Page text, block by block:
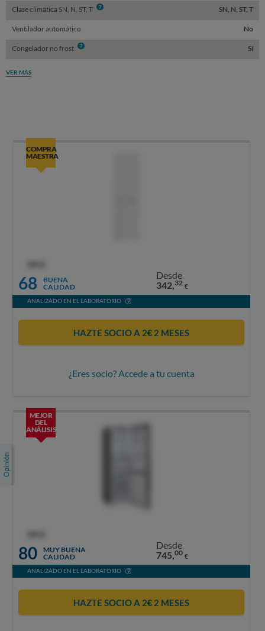
Clase climática SN, N, ST, T Info SN, N, ST, T
Ventilador automático No
Congelador no frost Info Sí
VER MÁS
COMPRA
MAESTRA
68
BUENA
CALIDAD
Desde
342,32 €
ANALIZADO EN EL LABORATORIO
HAZTE SOCIO A 2€ 2 MESES
¿Eres socio? Accede a tu cuenta
MEJOR
DEL
ANÁLISIS
80
MUY BUENA
CALIDAD
Desde
745,00 €
ANALIZADO EN EL LABORATORIO
HAZTE SOCIO A 2€ 2 MESES